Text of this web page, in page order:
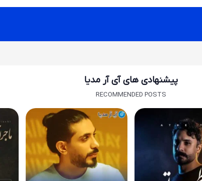
پیشنهادی های آی آر مدیا
RECOMMENDED POSTS